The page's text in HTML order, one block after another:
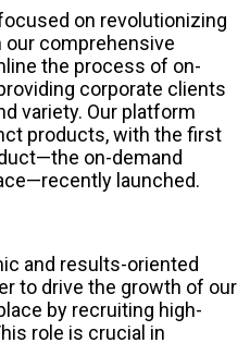
on revolutionizing
comprehensive
the process of on-
corporate clients
variety. Our platform
products, with the first
on-demand
launched.
and results-oriented
to drive the growth of our
by recruiting high-
role is crucial in